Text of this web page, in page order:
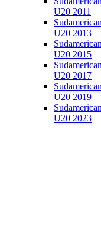
U20 2011
U20 2013
U20 2015
U20 2017
U20 2019
U20 2023